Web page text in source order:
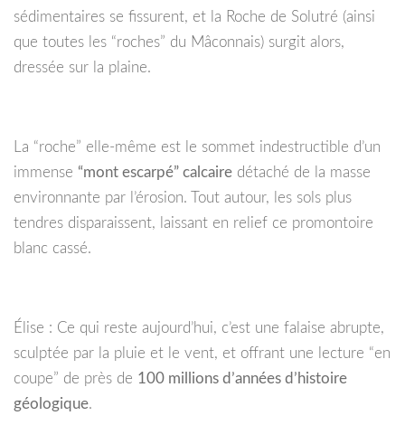
sédimentaires se fissurent, et la Roche de Solutré (ainsi
que toutes les “roches” du Mâconnais) surgit alors,
dressée sur la plaine.
La “roche” elle-même est le sommet indestructible d’un
immense “mont escarpé” calcaire détaché de la masse
environnante par l’érosion. Tout autour, les sols plus
tendres disparaissent, laissant en relief ce promontoire
blanc cassé.
Élise : Ce qui reste aujourd’hui, c’est une falaise abrupte,
sculptée par la pluie et le vent, et offrant une lecture “en
coupe” de près de 100 millions d’années d’histoire
géologique.